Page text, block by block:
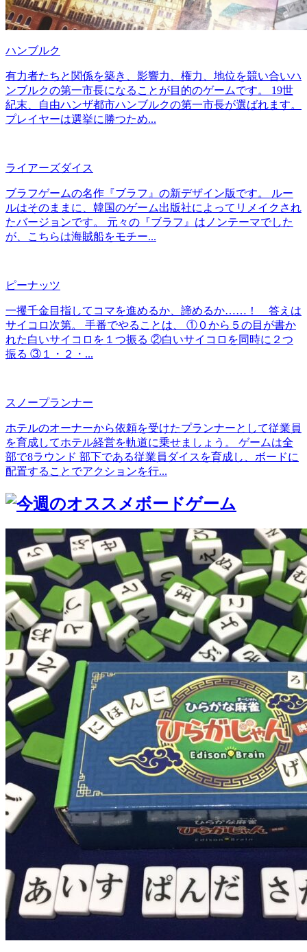
ハンブルク
有力者たちと関係を築き、影響力、権力、地位を競い合いハ
ンブルクの第一市長になることが目的のゲームです。 19世
紀末、自由ハンザ都市ハンブルクの第一市長が選ばれます。
プレイヤーは選挙に勝つため...
ライアーズダイス
ブラフゲームの名作『ブラフ』の新デザイン版です。 ルー
ルはそのままに、韓国のゲーム出版社によってリメイクされ
たバージョンです。 元々の『ブラフ』はノンテーマでした
が、こちらは海賊船をモチー...
ピーナッツ
一攫千金目指してコマを進めるか、諦めるか……！ 答えは
サイコロ次第。 手番でやることは、 ①０から５の目が書か
れた白いサイコロを１つ振る ②白いサイコロを同時に２つ
振る ③１・２・...
スノープランナー
ホテルのオーナーから依頼を受けたプランナーとして従業員
を育成してホテル経営を軌道に乗せましょう。 ゲームは全
部で8ラウンド 部下である従業員ダイスを育成し、ボードに
配置することでアクションを行...